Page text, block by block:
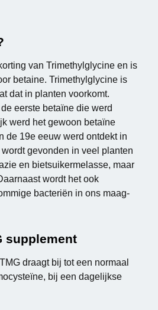
van Trimethylglycine en is
betaine. Trimethylglycine is
dat in planten voorkomt.
eerste betaïne die werd
werd het gewoon betaïne
de 19e eeuw werd ontdekt in
gevonden in veel planten
en bietsuikermelasse, maar
wordt het ook
bacteriën in ons maag-
supplement
draagt bij tot een normaal
bij een dagelijkse